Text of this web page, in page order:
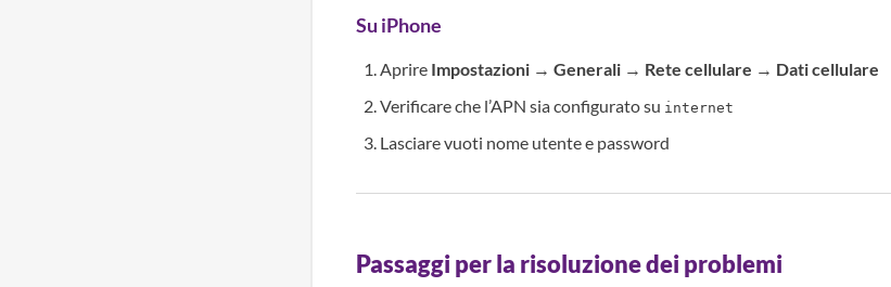
Su iPhone
Aprire Impostazioni→ Generali→ Rete cellulare → Dati cellulare
Verificare che l’APN sia configurato su internet
Lasciare vuoti nome utente e password
Passaggi per la risoluzione dei problemi